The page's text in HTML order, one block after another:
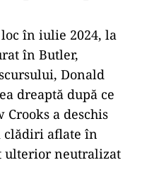
în presa
în vârstă de
o cameră în hotel,
al Serviciilor
acuzat de
președintelui